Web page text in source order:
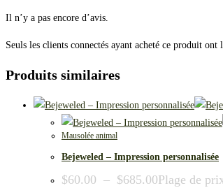
Il n’y a pas encore d’avis.
Seuls les clients connectés ayant acheté ce produit ont
Produits similaires
Mausolée animal
Bejeweled – Impression personnalisée
$60.00 – $685.00Plage de